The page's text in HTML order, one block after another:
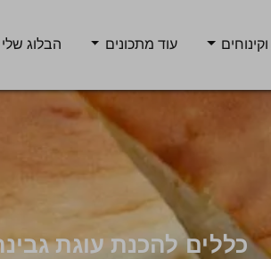
עוד מתכונים הבלוג שלי
כללים להכנת עוגת